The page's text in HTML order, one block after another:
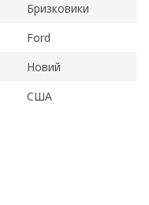
Бризковики
Ford
Новий
США